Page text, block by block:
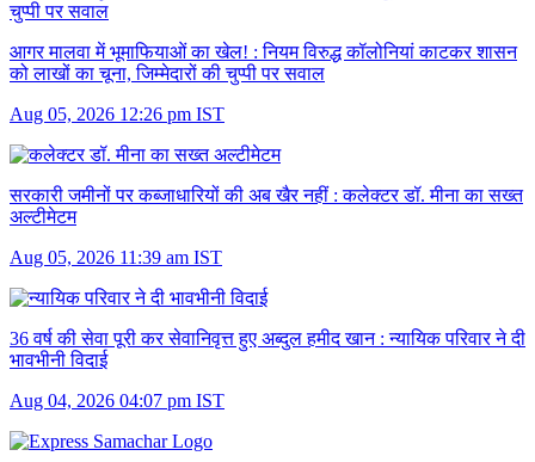
आगर मालवा में भूमाफियाओं का खेल! : नियम विरुद्ध कॉलोनियां काटकर शासन
को लाखों का चूना, जिम्मेदारों की चुप्पी पर सवाल
Aug 05, 2026 12:26 pm IST
सरकारी जमीनों पर कब्जाधारियों की अब खैर नहीं : कलेक्टर डॉ. मीना का सख्त
अल्टीमेटम
Aug 05, 2026 11:39 am IST
36 वर्ष की सेवा पूरी कर सेवानिवृत्त हुए अब्दुल हमीद खान : न्यायिक परिवार ने दी
भावभीनी विदाई
Aug 04, 2026 04:07 pm IST